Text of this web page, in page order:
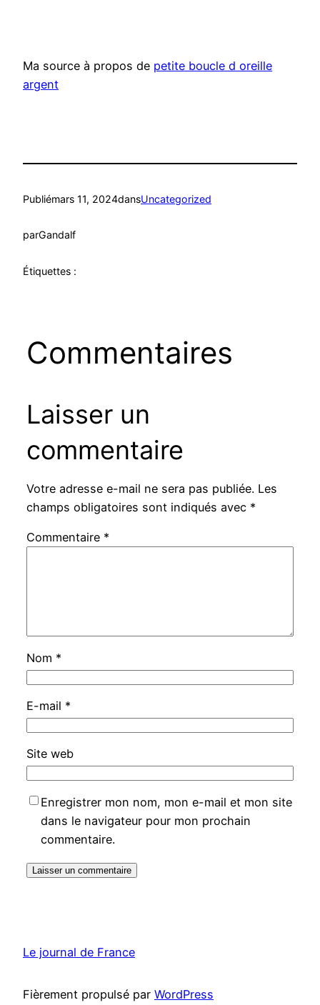
Ma source à propos de petite boucle d oreille
argent
Publiémars 11, 2024dansUncategorized
parGandalf
Étiquettes :
Commentaires
Laisser un
commentaire
Votre adresse e-mail ne sera pas publiée. Les
champs obligatoires sont indiqués avec *
Commentaire *
Nom *
E-mail *
Site web
Enregistrer mon nom, mon e-mail et mon site
dans le navigateur pour mon prochain
commentaire.
Le journal de France
Fièrement propulsé par WordPress